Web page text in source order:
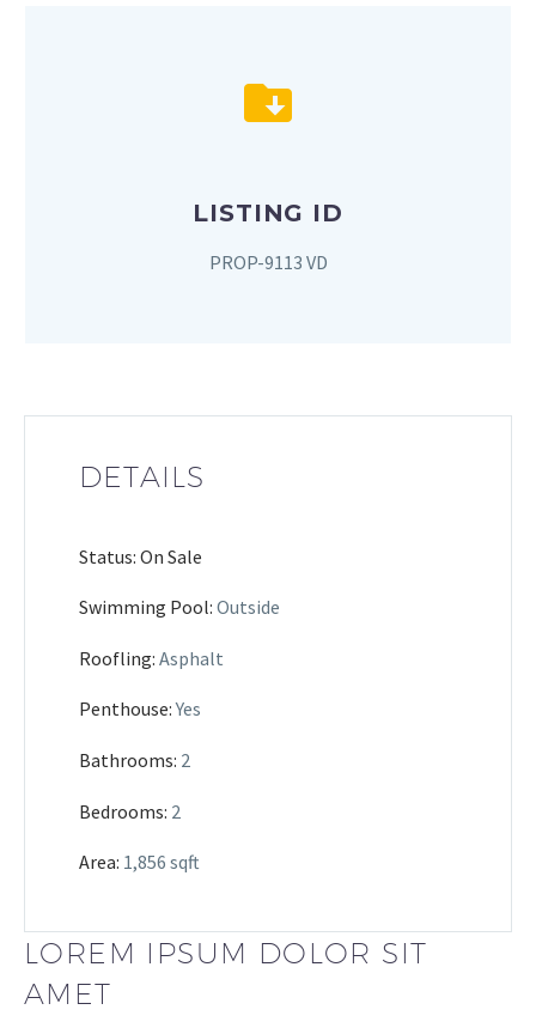
LISTING ID
PROP-9113 VD
DETAILS
Status: On Sale
Swimming Pool: Outside
Roofling: Asphalt
Penthouse:Yes
Bathrooms: 2
Bedrooms: 2
Area: 1,856 sqft
LOREM IPSUM DOLOR SIT
AMET